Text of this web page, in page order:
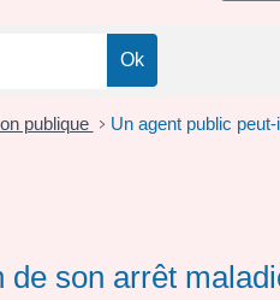
publique > Un agent public
son arrêt